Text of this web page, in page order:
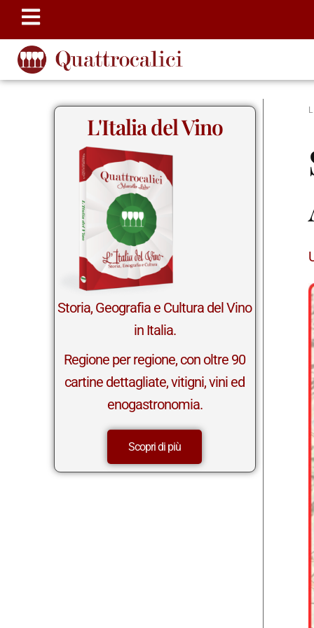
L'Italia del Vino
Storia, Geografia e Cultura del Vino
in Italia.
Regione per regione, con oltre 90
cartine dettagliate, vitigni, vini ed
enogastronomia.
Scopri di più